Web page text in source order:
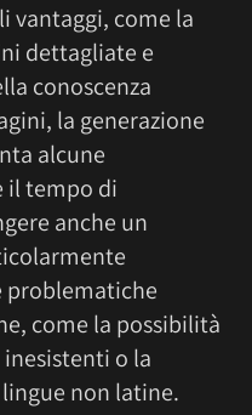
vantaggi, come la
dettagliate e
conoscenza
la generazione
alcune
il tempo di
anche un
problematiche
come la possibilità
o la
non latine.